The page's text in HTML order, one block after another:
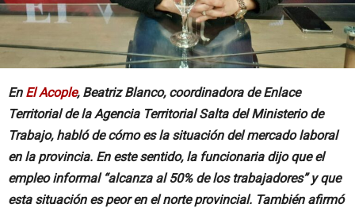
En El Acople, Beatriz Blanco, coordinadora de Enlace
Territorial de la Agencia Territorial Salta del Ministerio de
Trabajo, habló de cómo es la situación del mercado laboral
en la provincia. En este sentido, la funcionaria dijo que el
empleo informal “alcanza al 50% de los trabajadores” y que
esta situación es peor en el norte provincial. También afirmó